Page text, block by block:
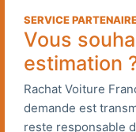
SERVICE
Vous
estimation
Rachat Voiture
demande est
reste responsable